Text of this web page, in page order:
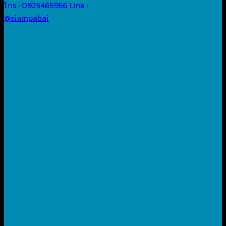
โทร : 0925465956 Line :
@siampabai